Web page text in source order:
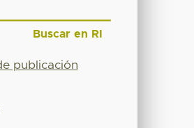
Buscar en RI
publicación